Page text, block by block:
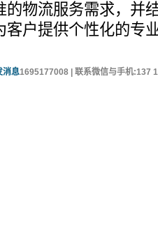
的物流服务需求，并
客户提供个性化的专
1695177008 | 联系微信与手机:137